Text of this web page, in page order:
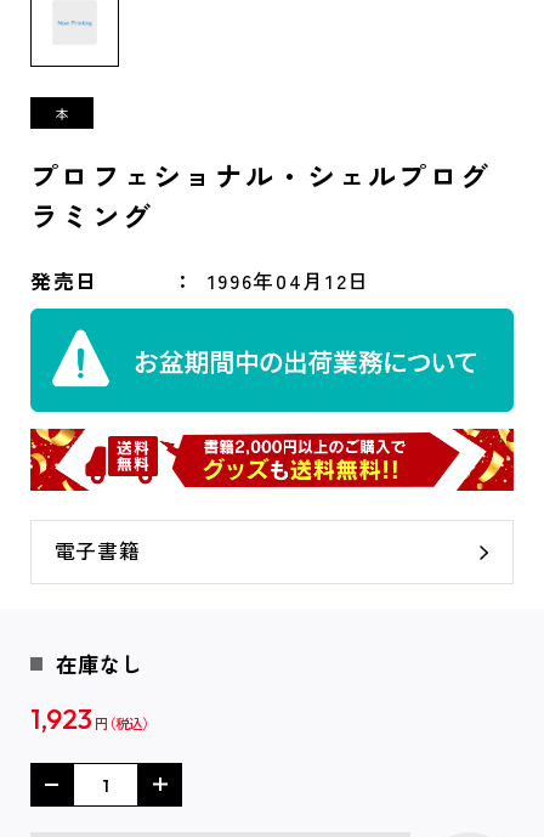
プロフェショナル・シェルプログ
ラミング
発売日 1996年04月12日
電子書籍
在庫なし
1,923 円